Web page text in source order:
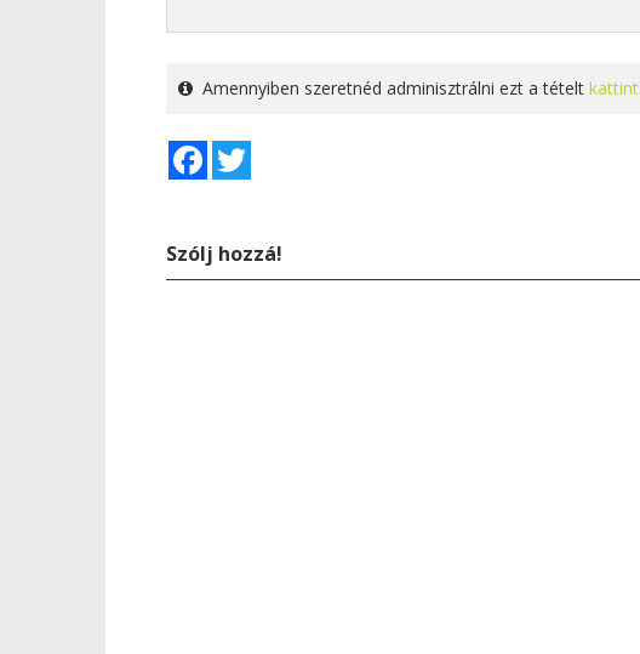
Amennyiben szeretnéd adminisztrálni ezt a tételt
Facebook
Szólj hozzá!